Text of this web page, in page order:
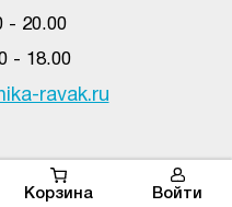
Корзина Войти
- 20.00
- 18.00
ravak.ru
материалов сайта без
Vector Dev